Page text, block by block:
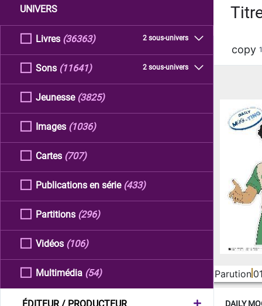
UNIVERS
Livres 2 sous-univers
(36363)
Sons 2 sous-univers
(11641)
Jeunesse (3825)
Images (1036)
Cartes (707)
Publications en série (433)
Partitions (296)
Vidéos (106)
Multimédia (54)
copy
Parution
DAILY